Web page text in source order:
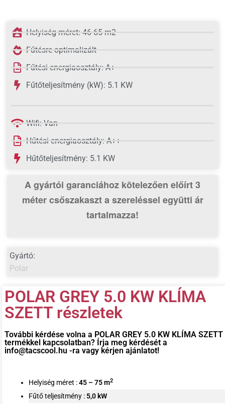
Helyiség méret: 46-65 m2
Fűtésre optimalizált
Fűtési energiaosztály: A+
Fűtőteljesítmény (kW): 5.1 KW
Wifi: Van
Hűtési energiaosztály: A++
Hűtőteljesítmény: 5.1 KW
A gyártói garanciához kötelezően előírt 3
méter csőszakaszta szereléssel együtti ár
tartalmazza!
Gyártó:
Polar
POLAR GREY 5.0 KW KLÍMA
SZETT részletek
További kérdése volna a POLAR GREY 5.0 KW KLÍMA SZETT
termékkel kapcsolatban? Írja meg kérdését a
info@tacscool.hu -ra vagy kérjen ajánlatot!
Helyiség méret :45 – 75 m2
Fűtő teljesítmény : 5,0kW